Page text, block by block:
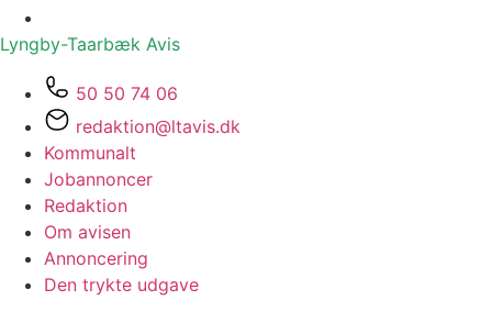
Lyngby-Taarbæk Avis
50 50 74 06
redaktion@ltavis.dk
Kommunalt
Jobannoncer
Redaktion
Om avisen
Annoncering
Den trykte udgave